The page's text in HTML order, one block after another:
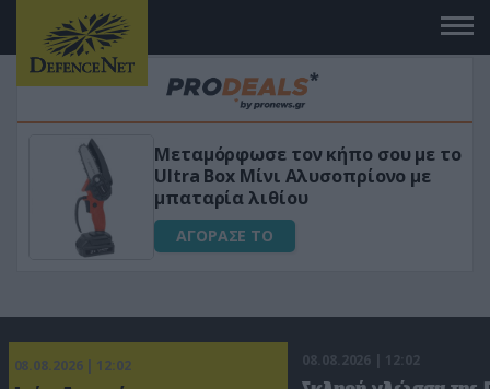
«Μαγική» φόρμουλα τριβόλι + VIP
για αύξηση της λίμπιντο
ΑΓΟΡΑΣΕ ΤΟ
08.08.2026 | 12:02 08.08.2026 | 12:02